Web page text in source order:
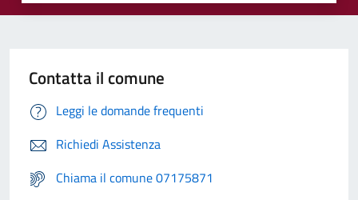
Contatta il comune
Leggi le domande frequenti
Richiedi Assistenza
Chiama il comune 07175871